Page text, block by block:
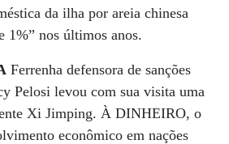
da ilha por areia chinesa
1%” nos últimos anos.
Ferrenha defensora de sanções
Pelosi levou com sua visita uma
Xi Jimping. À DINHEIRO, o
econômico em nações